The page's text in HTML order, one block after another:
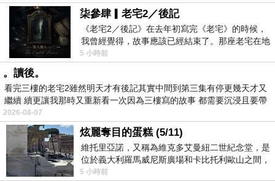
網購經驗10多年的我在想【AGAPE】100%英國小
羊毛被4.5X6.5尺熱銷商品100%美國棉表布(百貨專
櫃精品)在網路上買應該會比較便宜，
而且24小時都能買，上網慢慢挑選，慢慢比價，不
用等店家開門也不用看店員臉色，這麼方便當
然選擇在網路上購買~~
於是我也參考了其他網友【AGAPE】100%英國小
羊毛被4.5X6.5尺熱銷商品100%美國棉表布(百貨專
柒參肆▎老宅2／後記
《老宅2／後記》在去年初寫完《老宅》的時候，
我曾經覺得，故事應該已經結束了。那座老宅在地
震中倒塌，七個人終於離開那片黑暗，
5 小時前
。讀後。
看完三樓的老宅2雖然明天才有後記其實中間到第三集有停更幾天才又
繼續 續更讓我那時又重新看一次因為三樓寫的故事 都需要沉浸且要帶
有
2026-08-07
炫麗奪目的蛋糕 (5/11)
維托里亞諾，又稱為維克多艾曼紐二世紀念堂，是
位於義大利羅馬威尼斯廣場和卡比托利歐山之間，
用以紀念統一義大利統一後的的第一位國
5 小時前